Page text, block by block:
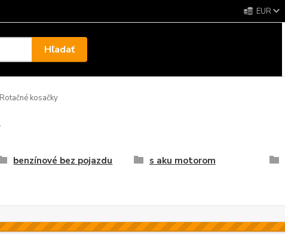
EUR
Hľadať
Rotačné kosačky
benzínové bez pojazdu s aku motorom